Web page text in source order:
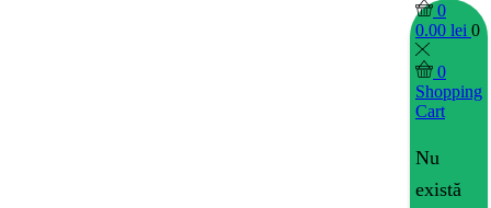
0
0.00 lei 0
0
Shopping
Cart
Nu
există